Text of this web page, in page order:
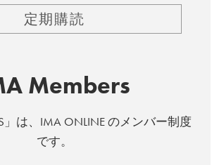
定期購読
Members
」は、IMA ONLINE のメンバー制度
です。